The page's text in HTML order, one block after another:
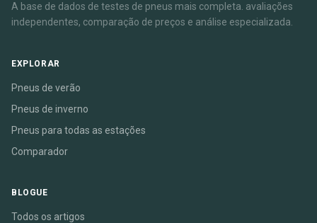
A base de dados de testes de pneus mais completa. avaliações
independentes, comparação de preços e análise especializada.
EXPLORAR
Pneus de verão
Pneus de inverno
Pneus para todas as estações
Comparador
BLOGUE
Todos os artigos